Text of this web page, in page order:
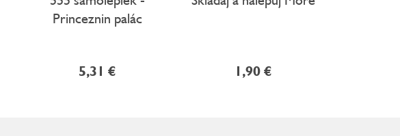
Princeznin palác
5,31 € 1,90 €